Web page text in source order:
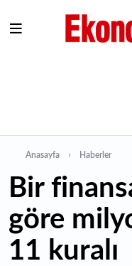
Anasayfa Haberler
Bir
göre
11 kuralı